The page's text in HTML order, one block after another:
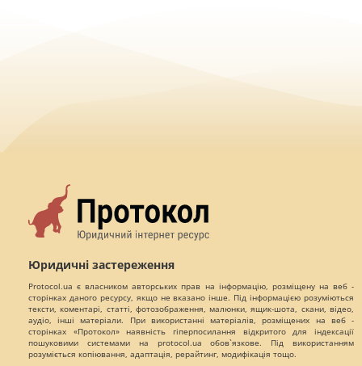
Юридичні застереження
Protocol.ua є власником авторських прав на інформацію, розміщену на веб -
сторінках даного ресурсу, якщо не вказано інше. Під інформацією розуміються
тексти, коментарі, статті, фотозображення, малюнки, ящик-шота, скани, відео,
аудіо, інші матеріали. При використанні матеріалів, розміщених на веб -
сторінках «Протокол» наявність гіперпосилання відкритого для індексації
пошуковими системами на protocol.ua обов`язкове. Під використанням
розуміється копіювання, адаптація, рерайтинг, модифікація тощо.